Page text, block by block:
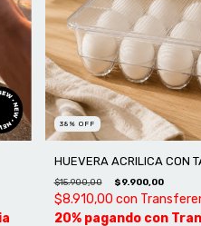
38 % OFF
HUEVERA ACRILICA CON
$15.900,00 $9.900,00
$8.910,00 con